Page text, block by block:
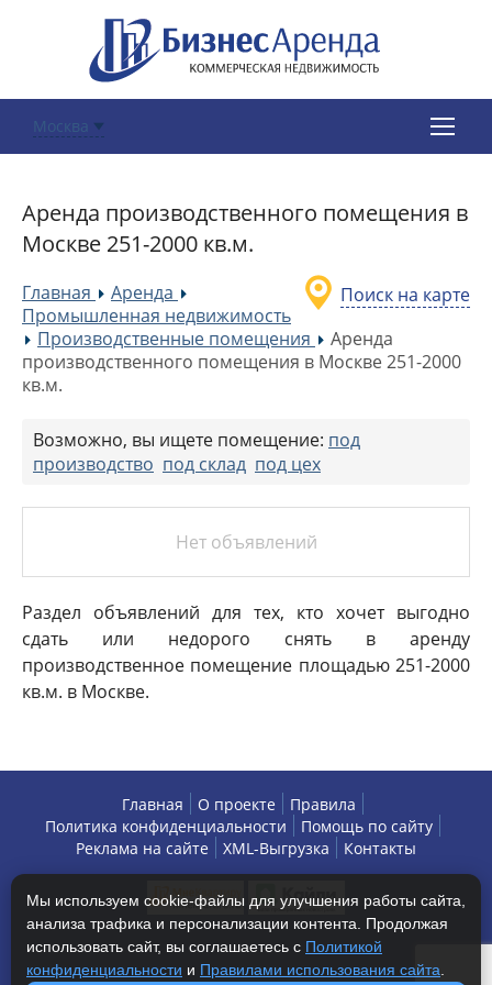
Москва
Аренда производственного помещения в
Москве 251-2000 кв.м.
Поиск на карте
Главная »
Аренда
Промышленная недвижимость
»Производственные помещения »
Аренда
производственного помещения в Москве 251-2000
кв.м.
Возможно, вы ищете помещение: под
производство под склад под цех
Нет объявлений
Раздел объявлений для тех, кто хочет выгодно
сдать или недорого снять в аренду
производственное помещение площадью 251-2000
кв.м. в Москве.
Главная О проекте
Правила
Политика конфиденциальности
Помощь по сайту
Реклама на сайте
XML-Выгрузка Контакты
Мы используем cookie-файлы для улучшения работы сайта,
анализа трафика и персонализации контента. Продолжая
использовать сайт, вы соглашаетесь с Политикой
конфиденциальности и Правилами использования сайта